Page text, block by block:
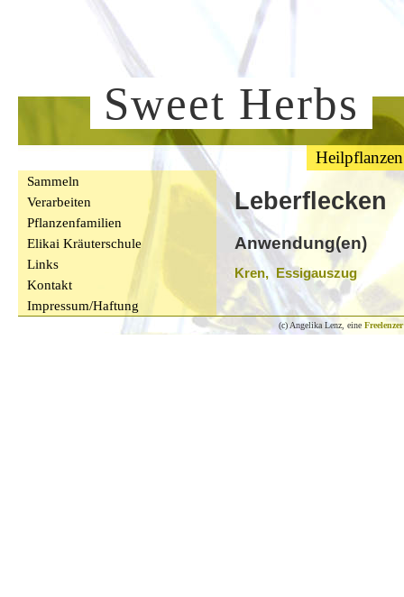
Sweet Herbs
Heilpflanzen
Sammeln
Verarbeiten
Pflanzenfamilien
Elikai Kräuterschule
Links
Kontakt
Impressum/Haftung
Leberflecken
Anwendung(en)
Kren, Essigauszug
(c) Angelika Lenz, eine Freelenzer